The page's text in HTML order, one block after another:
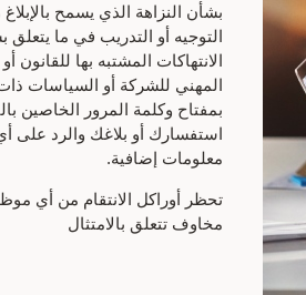
بشأن النزاهة الذي يسمح
التوجيه أو التدريب في ما يتعلق
الانتهاكات المشتبه بها للقانون
المهني للشركة أو السياسات
بمفتاح وكلمة المرور الخاصين
استفسارك أو بلاغك والرد على
معلومات إضافية.
تحظر أوراكل الانتقام من أي
مخاوف تتعلق بالامتثال